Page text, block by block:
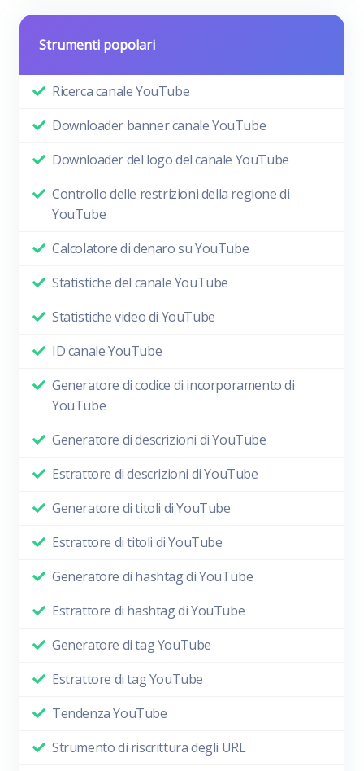
Strumenti popolari
Ricerca canale YouTube
Downloader banner canale YouTube
Downloader del logo del canale YouTube
Controllo delle restrizioni della regione di
YouTube
Calcolatore di denaro su YouTube
Statistiche del canale YouTube
Statistiche video di YouTube
ID canale YouTube
Generatore di codice di incorporamento di
YouTube
Generatore di descrizioni di YouTube
Estrattore di descrizioni di YouTube
Generatore di titoli di YouTube
Estrattore di titoli di YouTube
Generatore di hashtag di YouTube
Estrattore di hashtag di YouTube
Generatore di tag YouTube
Estrattore di tag YouTube
Tendenza YouTube
Strumento di riscrittura degli URL